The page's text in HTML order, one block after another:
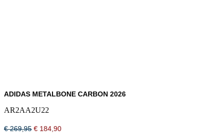
ADIDAS METALBONE CARBON 2026
AR2AA2U22
€269,95 Oorspronkelijke
€ 184,90Huidige